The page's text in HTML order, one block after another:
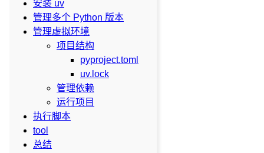
安装 uv
管理多个 Python 版本
管理虚拟环境
项目结构
pyproject.toml
uv.lock
管理依赖
运行项目
执行脚本
tool
总结